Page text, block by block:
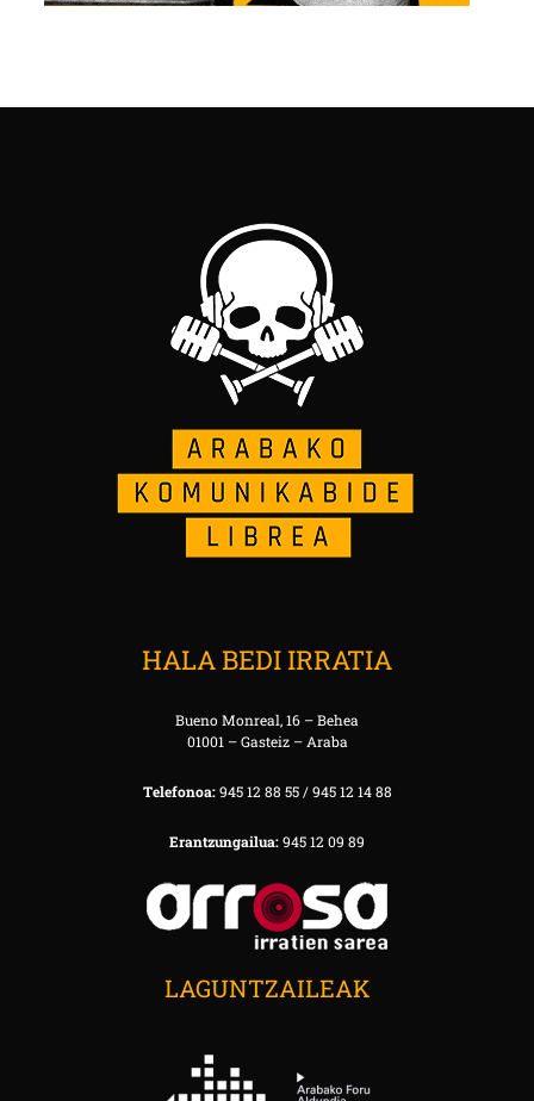
HALA BEDI IRRATIA
Bueno Monreal, 16 – Behea
01001 – Gasteiz – Araba
Telefonoa:945 12 88 55 / 945 12 14 88
Erantzungailua:945 12 09 89
LAGUNTZAILEAK